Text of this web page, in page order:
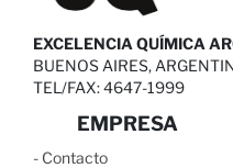
EXCELENCIA QUÍMICA
BUENOS AIRES,
TEL/FAX: 4647-1999
EMPRESA
- Contacto